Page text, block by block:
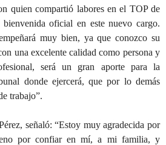
quien compartió labores en el TOP de
oficial en este nuevo cargo.
muy bien, ya que conozco su
una excelente calidad como persona y
será un gran aporte para la
donde ejercerá, que por lo demás
trabajo”.
señaló: “Estoy muy agradecida por
por confiar en mí, a mi familia, y